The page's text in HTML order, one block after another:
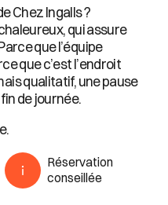
Chez Ingalls ?
qui assure
que l’équipe
que c’est l’endroit
qualitatif, une pause
de journée.
Réservation
conseillée